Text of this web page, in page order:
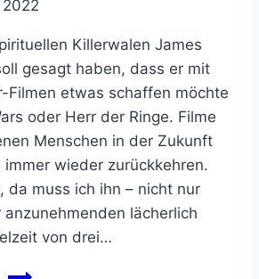
Killerwalen James
gesagt haben, dass er mit
Filmen etwas schaffen möchte
oder Herr der Ringe. Filme
Menschen in der Zukunft
immer wieder zurückkehren.
da muss ich ihn – nicht nur
lächerlich
von drei…